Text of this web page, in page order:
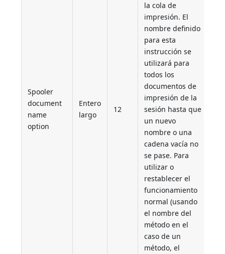
Spooler
document
name
option
Entero
largo
12
la cola de
impresión. El
nombre definido
para esta
instrucción se
utilizará para
todos los
documentos de
impresión de la
sesión hasta que
un nuevo
nombre o una
cadena vacía no
se pase. Para
utilizar o
restablecer el
funcionamiento
normal (usando
el nombre del
método en el
caso de un
método, el